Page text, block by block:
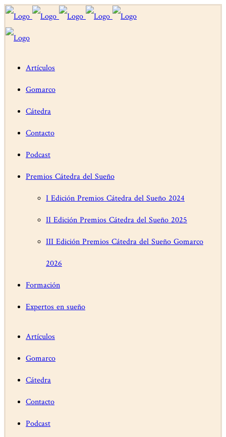
Artículos
Gomarco
Cátedra
Contacto
Podcast
Premios Cátedra del Sueño
I Edición Premios Cátedra del Sueño 2024
II Edición Premios Cátedra del Sueño 2025
III Edición Premios Cátedra del Sueño Gomarco
2026
Formación
Expertos en sueño
Artículos
Gomarco
Cátedra
Contacto
Podcast